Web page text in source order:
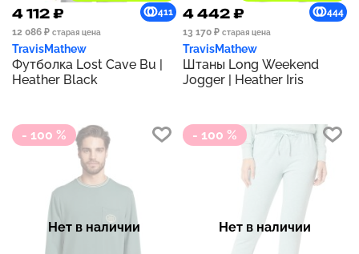
4 112 ₽
411
12 086 ₽ старая цена
TravisMathew
Футболка Lost Cave Bu |
Heather Black
4 442 ₽
444
13 170 ₽ старая цена
TravisMathew
Штаны Long Weekend
Jogger | Heather Iris
- 100 %
Нет в наличии
- 100 %
Нет в наличии